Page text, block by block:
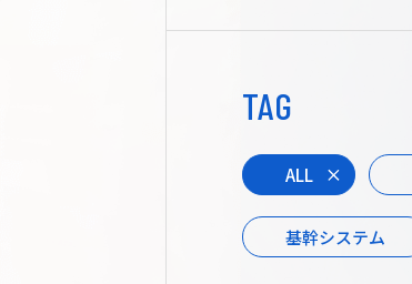
TAG
ALL
基幹システム